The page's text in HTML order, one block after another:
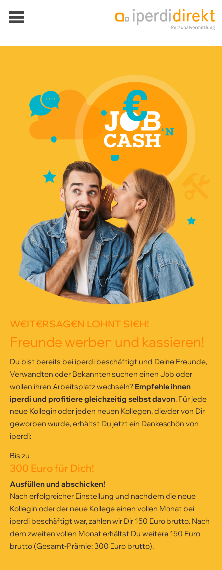
W€IT€RSAG€N LOHNT SI€H!
Freunde werben und kassieren!
Du bist bereits bei iperdi beschäftigt und Deine Freunde,
Verwandten oder Bekannten suchen einen Job oder
wollen ihren Arbeitsplatz wechseln? Empfehle ihnen
iperdi und profitiere gleichzeitig selbst davon. Für jede
neue Kollegin oder jeden neuen Kollegen, die/der von Dir
geworben wurde, erhältst Du jetzt ein Dankeschön von
iperdi:
Bis zu
300 Euro für Dich!
Ausfüllen und abschicken!
Nach erfolgreicher Einstellung und nachdem die neue
Kollegin oder der neue Kollege einen vollen Monat bei
iperdi beschäftigt war, zahlen wir Dir 150 Euro brutto. Nach
dem zweiten vollen Monat erhältst Du weitere 150 Euro
brutto (Gesamt-Prämie: 300 Euro brutto).
Über iperdi